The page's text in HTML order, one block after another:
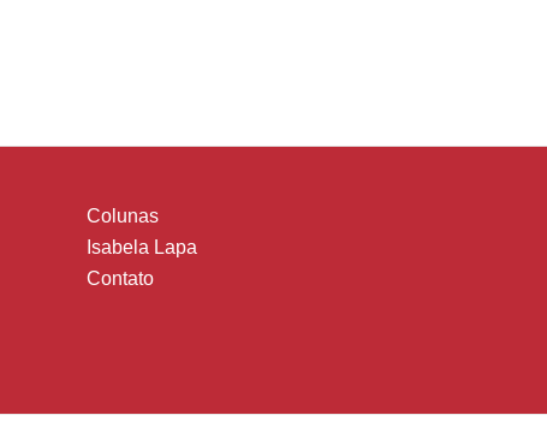
Colunas
Isabela Lapa
Contato